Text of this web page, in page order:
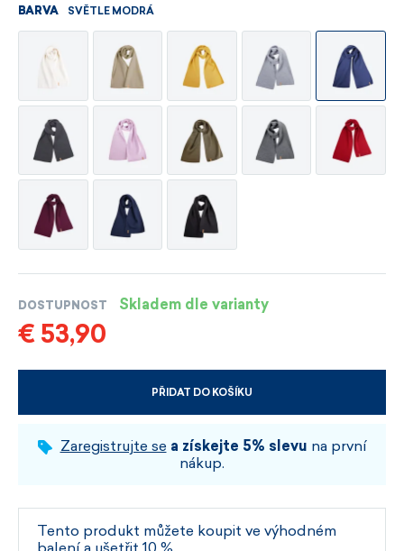
BARVA SVĚTLE MODRÁ
DOSTUPNOST Skladem dle varianty
€ 53,90
PŘIDAT DO KOŠÍKU
VYBERTE VELIKOST A BARVU
Zaregistrujte se a získejte 5% slevu na první
nákup.
Tento produkt můžete koupit ve výhodném